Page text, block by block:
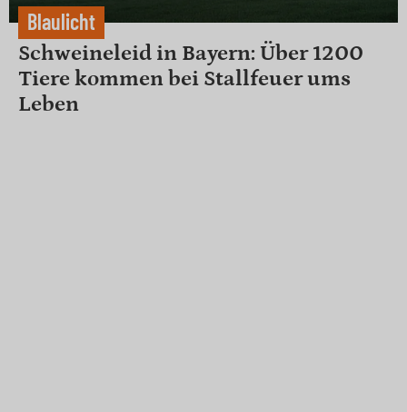
Blaulicht
Schweineleid in Bayern: Über 1200
Tiere kommen bei Stallfeuer ums
Leben